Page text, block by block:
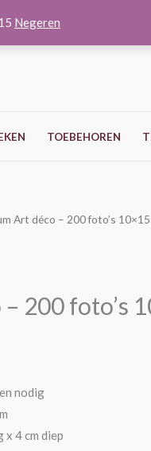
Negeren
TOEBEHOREN
Art déco – 200 foto’s 10×15
200 foto’s
nodig
x 4 cm diep